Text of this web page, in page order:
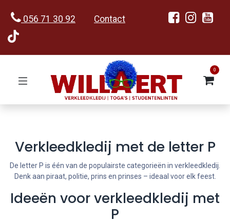
056 71 30 92 Contact
0
Verkleedkledij met de letter P
De letter P is één van de populairste categorieën in verkleedkledij.
Denk aan piraat, politie, prins en prinses – ideaal voor elk feest.
Ideeën voor verkleedkledij met
P